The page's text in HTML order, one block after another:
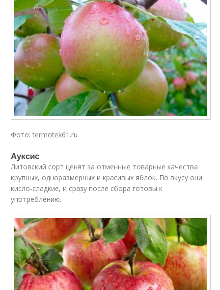
Фото: termotek61.ru
Ауксис
Литовский сорт ценят за отменные товарные качества
крупных, одноразмерных и красивых яблок. По вкусу они
кисло-сладкие, и сразу после сбора готовы к
употреблению.